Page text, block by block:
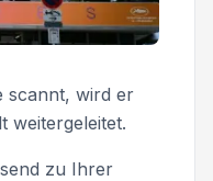
scannt, wird er
weitergeleitet.
zu Ihrer